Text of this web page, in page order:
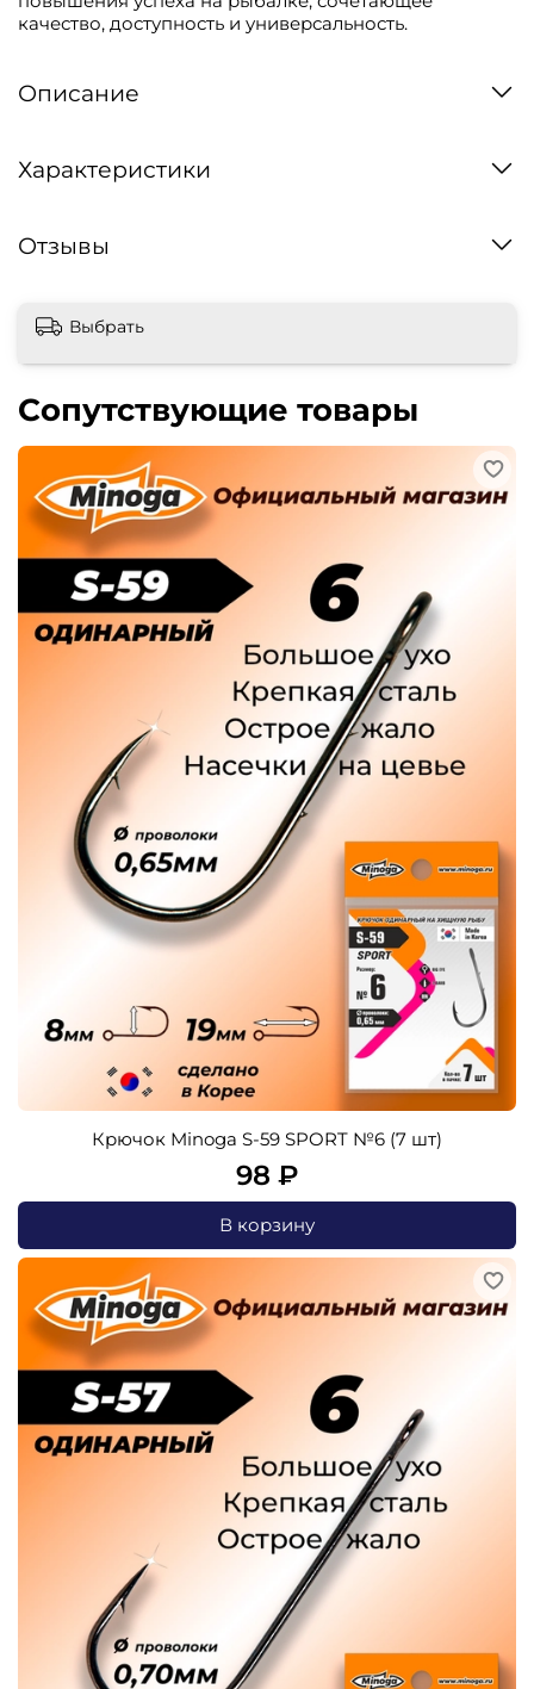
качество, доступность и универсальность.
Описание
Характеристики
Отзывы
Выбрать
Сопутствующие товары
Крючок Minoga S-59 SPORT №6 (7 шт)
98 ₽
В корзину